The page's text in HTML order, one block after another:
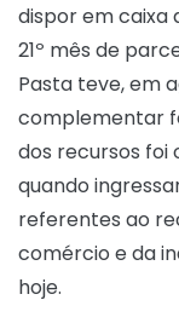
dispor em caixa
21º mês de
Pasta teve, em
complementar
dos recursos foi
quando
referentes ao
comércio e da
hoje.